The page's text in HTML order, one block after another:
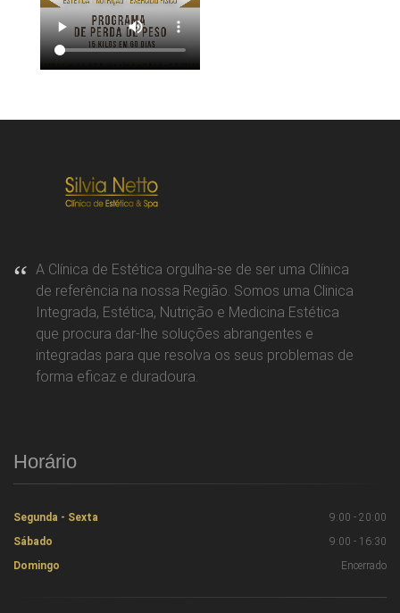
A Clínica de Estética orgulha-se de ser uma Clínica
de referência na nossa Região. Somos uma Clinica
Integrada, Estética, Nutrição e Medicina Estética
que procura dar-lhe soluções abrangentes e
integradas para que resolva os seus problemas de
forma eficaz e duradoura.
Horário
Segunda - Sexta
9:00 - 20:00
Sábado
9:00 - 16:30
Domingo
Encerrado